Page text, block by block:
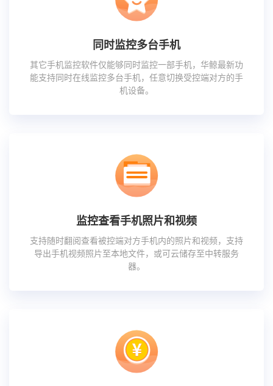
同时监控多台手机
其它手机监控软件仅能够同时监控一部手机，华鲸最新功
能支持同时在线监控多台手机，任意切换受控端对方的手
机设备。
监控查看手机照片和视频
支持随时翻阅查看被控端对方手机内的照片和视频，支持
导出手机视频照片至本地文件，或可云储存至中转服务
器。